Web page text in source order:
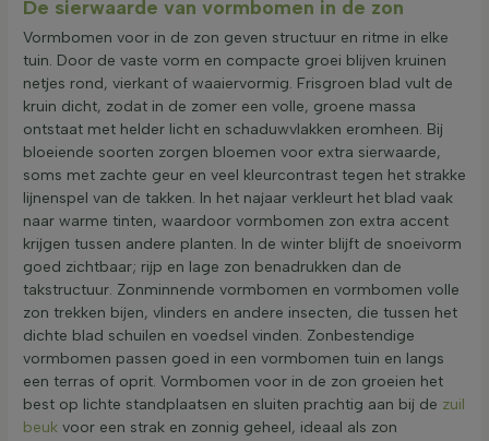
De sierwaarde van vormbomen in de zon
Vormbomen voor in de zon geven structuur en ritme in elke
tuin. Door de vaste vorm en compacte groei blijven kruinen
netjes rond, vierkant of waaiervormig. Frisgroen blad vult de
kruin dicht, zodat in de zomer een volle, groene massa
ontstaat met helder licht en schaduwvlakken eromheen. Bij
bloeiende soorten zorgen bloemen voor extra sierwaarde,
soms met zachte geur en veel kleurcontrast tegen het strakke
lijnenspel van de takken. In het najaar verkleurt het blad vaak
naar warme tinten, waardoor vormbomen zon extra accent
krijgen tussen andere planten. In de winter blijft de snoeivorm
goed zichtbaar; rijp en lage zon benadrukken dan de
takstructuur. Zonminnende vormbomen en vormbomen volle
zon trekken bijen, vlinders en andere insecten, die tussen het
dichte blad schuilen en voedsel vinden. Zonbestendige
vormbomen passen goed in een vormbomen tuin en langs
een terras of oprit. Vormbomen voor in de zon groeien het
best op lichte standplaatsen en sluiten prachtig aan bij de zuil
beuk voor een strak en zonnig geheel, ideaal als zon